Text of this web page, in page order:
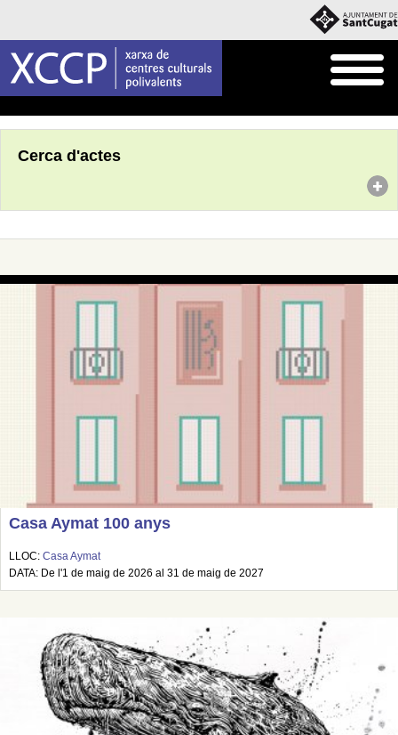
Cerca d'actes
Casa Aymat 100 anys
LLOC: Casa Aymat
DATA: De l'1 de maig de 2026 al 31 de maig de 2027